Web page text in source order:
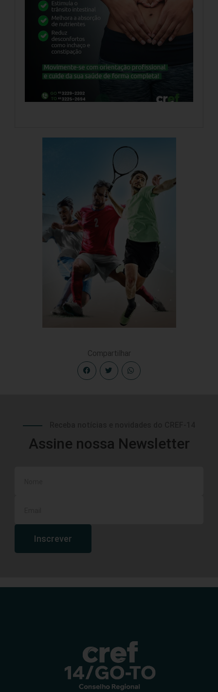
Compartilhar
Assine nossa Newsletter
Inscrever